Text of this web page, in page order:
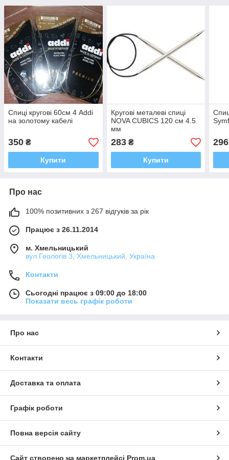
Спиці кругові 60см 4 Addi
на золотому кабелі
350 ₴
Купити
Кругові металеві спиці
NOVA CUBICS 120 см 4.5
мм
283₴
Купити
296
Про нас
100% позитивних з 267 відгуків за рік
Працює з 26.11.2014
м. Хмельницький
вул.Геологів 3, Хмельницький, Україна
Контакти
Сьогодні працює з 09:00 до 18:00
Показати весь графік роботи
Про нас
Контакти
Доставка та оплата
Графік роботи
Повна версія сайту
Сайт створено на маркетплейсі Prom.ua